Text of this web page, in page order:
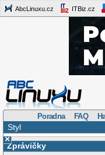
AbcLinuxu.cz ITBiz.cz
Poradna FAQ
Styl
×
Zprávičky